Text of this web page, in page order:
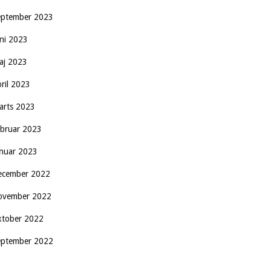
2023
2023
2023
2023
2023
2023
2023
2022
2022
2022
2022